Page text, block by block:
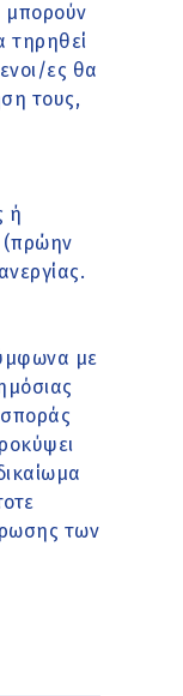
μπορούν
τηρηθεί
ες θα
τους,
ή
(πρώην
με
των